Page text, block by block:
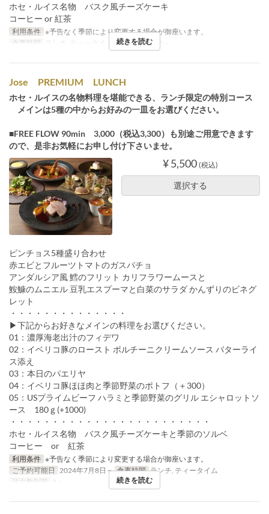
ホセ・ルイス名物 バスク風チーズケーキ
コーヒー or 紅茶
利用条件 ※予告なく季節により変更する場合が御座います。
食事時間
ランチ, ティータイム 注文数制限 2 ~
続きを読む
Jose PREMIUM LUNCH
ホセ・ルイスの名物料理を堪能できる、ランチ限定の特別コース
メインは5種の中からお好みの一皿をお選びください。
■FREE FLOW 90min 3,000（税込3,300）も別途ご用意できます
ので、是非お気軽にお申し付け下さいませ。
¥ 5,500 (税込)
選択する
ピンチョス5種盛り合わせ
赤エビとフルーツトマトのガスパチョ
アンダルシア風 鱈のフリット カリフラワームースと
鮟鱇のムニエル 豆乳エスプーマと白菜のサラダ かんずりのビネグ
レット
・・・・・・・・・・・・・・
▶下記からお好きなメインの料理をお選びください。
01：濃厚海老出汁のフィデワ
02：イベリコ豚のロースト ポルチーニクリームソース バターライ
ス添え
03：本日のパエリヤ
04：イベリコ豚ほほ肉と季節野菜のポトフ（＋300）
05：USプライムビーフ ハラミと季節野菜のグリル エシャロットソ
ース 180ｇ(+1000)
・・・・・・・・・・・・・・・・・・・・・・・・
ホセ・ルイス名物 バスク風チーズケーキと季節のソルベ
コーヒー or 紅茶
利用条件 ※予告なく季節により変更する場合が御座います。
ご予約可能日 2024年7月8日 ~ 食事時間 ランチ, ティータイム
注文数制限
2 ~ 続きを読む